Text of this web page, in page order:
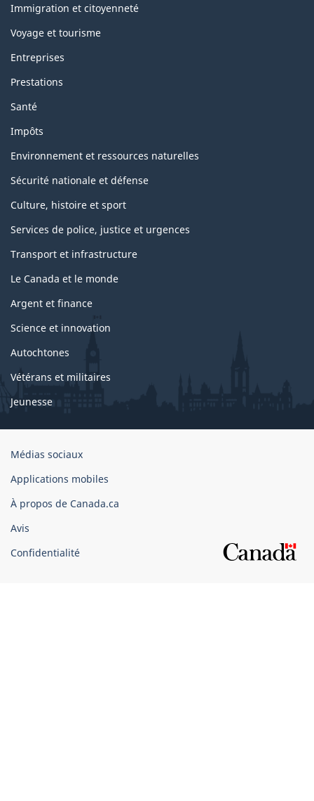
sujets
Immigration et citoyenneté
Voyage et tourisme
Entreprises
Prestations
Santé
Impôts
Environnement et ressources naturelles
Sécurité nationale et défense
Culture, histoire et sport
Services de police, justice et urgences
Transport et infrastructure
Le Canada et le monde
Argent et finance
Science et innovation
Autochtones
Vétérans et militaires
Jeunesse
Organisation
gouvernement
du
Canada
Médias sociaux
Applications mobiles
À propos de Canada.ca
Avis
Confidentialité